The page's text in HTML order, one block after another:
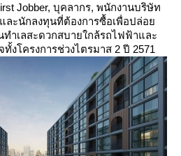
Jobber, บุคลากร, พนักงานบริษัท
ละนักลงทุนที่ต้องการซื้อเพื่อปล่อ
ทำเลสะดวกสบายใกล้รถไฟฟ้าและ
งโครงการช่วงไตรมาส 2 ปี 2571